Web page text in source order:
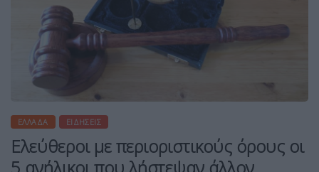
ΕΛΛΆΔΑ ΕΙΔΉΣΕΙΣ
Ελεύθεροι με περιοριστικούς όρους οι
5 ανήλικοι που λήστεψαν άλλον